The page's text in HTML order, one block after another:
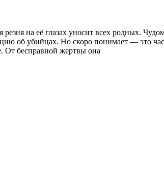
на её глазах уносит всех родных.
об убийцах. Но скоро понимает — это
От бесправной жертвы она